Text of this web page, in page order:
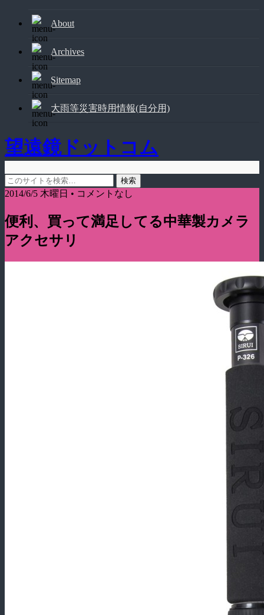
About
Archives
Sitemap
大雨等災害時用情報(自分用)
望遠鏡ドットコム
2014/6/5 木曜日 • コメントなし
便利、買って満足してる中華製カメラ
アクセサリ